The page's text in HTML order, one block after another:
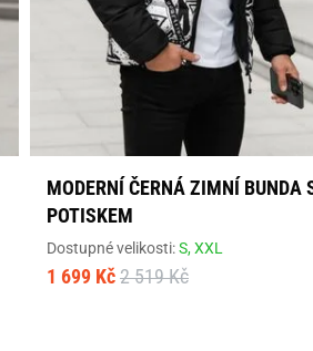
MODERNÍ ČERNÁ ZIMNÍ BUNDA
POTISKEM
Dostupné velikosti:S,XXL
1 699 Kč 2 519 Kč